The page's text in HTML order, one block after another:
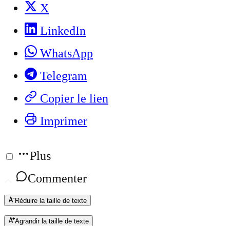
X
LinkedIn
WhatsApp
Telegram
Copier le lien
Imprimer
Plus
Commenter
Réduire la taille de texte
Agrandir la taille de texte